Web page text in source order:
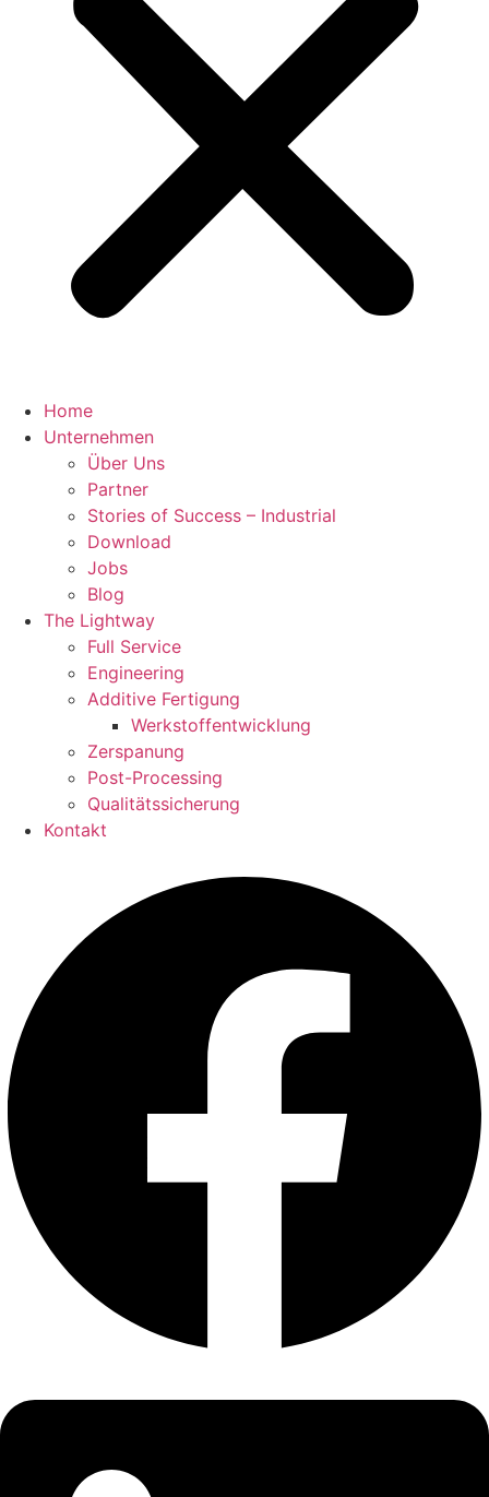
Home
Unternehmen
Über Uns
Partner
Stories of Success – Industrial
Download
Jobs
Blog
The Lightway
Full Service
Engineering
Additive Fertigung
Werkstoffentwicklung
Zerspanung
Post-Processing
Qualitätssicherung
Kontakt